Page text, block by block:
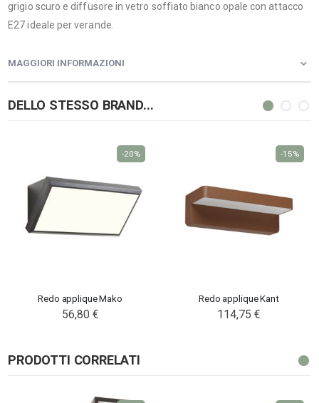
grigio scuro e diffusore in vetro soffiato bianco opale con attacco
E27 ideale per verande.
MAGGIORI INFORMAZIONI
DELLO STESSO BRAND...
Redo applique Mako
56,80 €
-20%
Redo applique Kant
114,75 €
-15%
PRODOTTI CORRELATI